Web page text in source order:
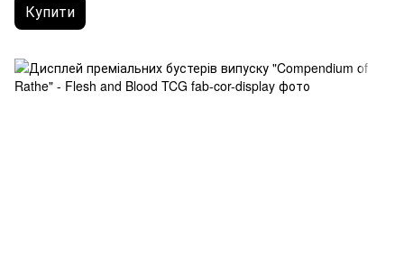
Купити